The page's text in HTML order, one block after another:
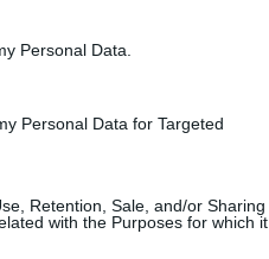
Personal Data.
Personal Data for Targeted
Retention, Sale, and/or Sharing
with the Purposes for which it